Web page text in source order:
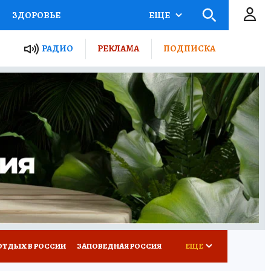
ЗДОРОВЬЕ
ПРОЕКТЫ РОССИИ
ПУТЕВОДИТЕЛЬ
ТУРИЗМ
ПОТРЕБИТЕЛЯ ВСЕ О КП
ЕЩЕ
РАДИО РЕКЛАМА ПОДПИСКА
В РОССИИ ЗАПОВЕДНАЯ РОССИЯ ЕЩЕ